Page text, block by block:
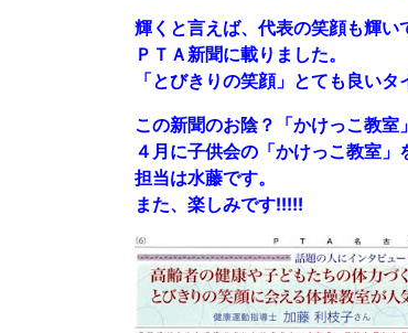
輝くと言えば、代表の笑顔も輝い
ＰＴＡ新聞に載りました。
「とびきりの笑顔」とても良いタ
この新聞のお陰？「かけっこ教室
４月に子供会の「かけっこ教室」
担当は水藤です。
また、楽しみです!!!!!